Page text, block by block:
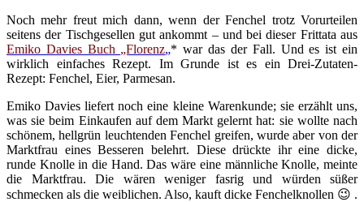
Noch mehr freut mich dann, wenn der Fenchel trotz Vorurteilen
seitens der Tischgesellen gut ankommt – und bei dieser Frittata aus
Emiko Davies Buch „Florenz„* war das der Fall. Und es ist ein
wirklich einfaches Rezept. Im Grunde ist es ein Drei-Zutaten-
Rezept: Fenchel, Eier, Parmesan.
Emiko Davies liefert noch eine kleine Warenkunde; sie erzählt uns,
was sie beim Einkaufen auf dem Markt gelernt hat: sie wollte nach
schönem, hellgrün leuchtenden Fenchel greifen, wurde aber von der
Marktfrau eines Besseren belehrt. Diese drückte ihr eine dicke,
runde Knolle in die Hand. Das wäre eine männliche Knolle, meinte
die Marktfrau. Die wären weniger fasrig und würden süßer
schmecken als die weiblichen. Also, kauft dicke Fenchelknollen 😉 .